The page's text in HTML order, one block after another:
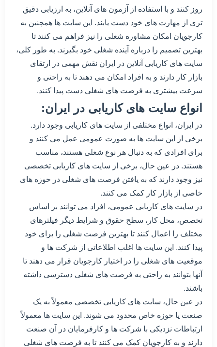
روز کنند و با استفاده از آزمون های آنلاین، به ارزیابی دقیق
تری از مهارت های خود دست یابند. این سایت ها همچنین به
کارجویان امکان مشاوره شغلی را نیز فراهم می کنند تا
بهترین تصمیم را درباره آینده شغلی خود بگیرند. به طور کلی،
سایت های کاریابی آنلاین در ایران نقش مهمی در ارتقای
بازار کار دارند و به افراد امکان می دهند تا به راحتی و
سرعت بیشتری به فرصت های شغلی دست پیدا کنند.
انواع سایت های کاریابی در ایران:
در ایران، انواع مختلفی از سایت های کاریابی وجود دارد.
برخی از این سایت ها به صورت عمومی عمل می کنند و
برای افرادی که به دنبال هر نوع شغلی هستند، مناسب
هستند. در عین حال، برخی از سایت های کاریابی تخصصی
نیز وجود دارند که به یافتن فرصت های شغلی در حوزه های
خاصی از بازار کار کمک می کنند.
در سایت های کاریابی عمومی، افراد می توانند بر اساس
تخصص، محل کار، سطح حقوق و شرایط دیگر فیلترهای
مختلف را اعمال کنند تا بهترین فرصت شغلی را برای خود
پیدا کنند. این سایت ها اغلب اطلاعاتی از شرکت ها و
موقعیت های شغلی را در اختیار کارجویان قرار می دهند تا
آنها بتوانند به راحتی به فرصت های شغلی دسترسی داشته
باشند.
در عین حال، سایت های کاریابی تخصصی معمولاً به یک
صنعت یا حوزه خاص محدود می شوند. این سایت ها معمولاً
ارتباطات نزدیکی با شرکت ها و کارفرمایان در آن صنعت
دارند و به کارجویان کمک می کنند تا به فرصت های شغلی